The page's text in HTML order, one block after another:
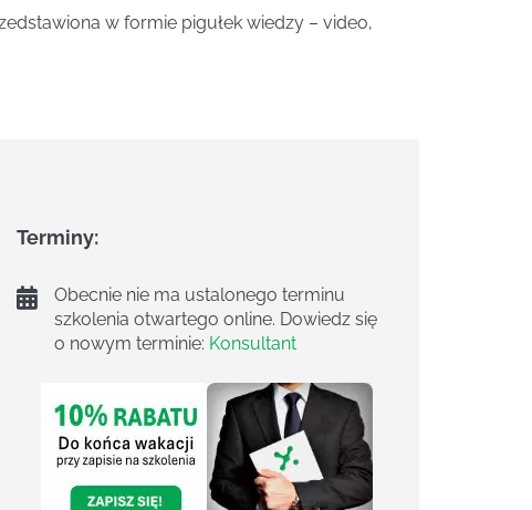
w formie pigułek wiedzy – video,
Terminy:
Obecnie nie ma ustalonego terminu
szkolenia otwartego online. Dowiedz się
o nowym terminie: Konsultant